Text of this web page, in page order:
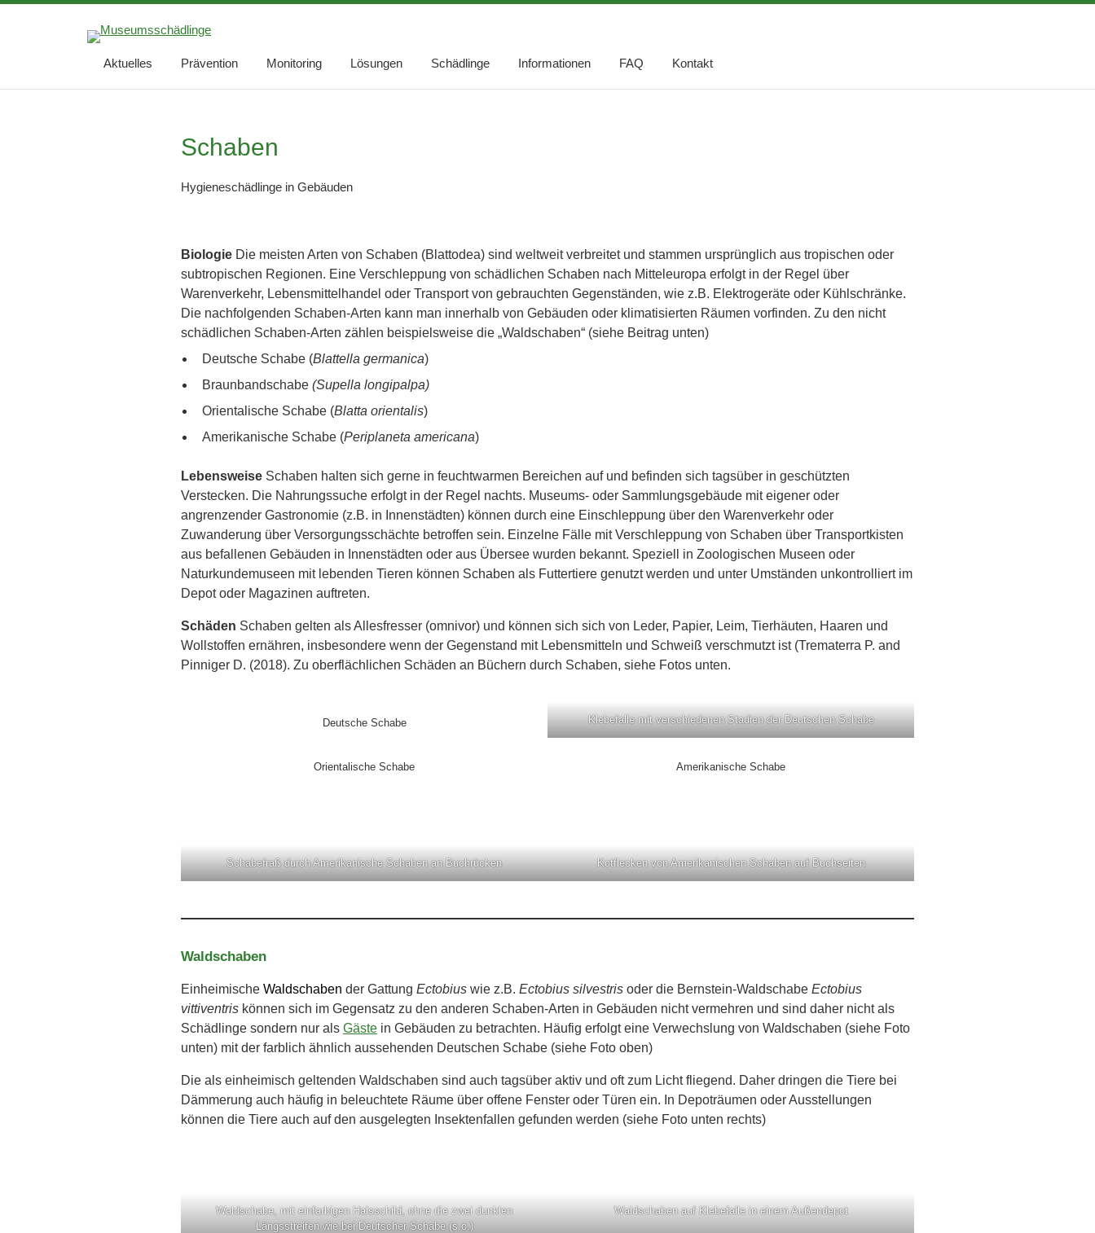
Aktuelles Prävention Monitoring Lösungen Schädlinge Informationen FAQ Kontakt
Schaben
Hygieneschädlinge in Gebäuden
Biologie Die meisten Arten von Schaben (Blattodea) sind weltweit verbreitet und stammen ursprünglich aus tropischen oder
subtropischen Regionen. Eine Verschleppung von schädlichen Schaben nach Mitteleuropa erfolgt in der Regel über
Warenverkehr, Lebensmittelhandel oder Transport von gebrauchten Gegenständen, wie z.B. Elektrogeräte oder Kühlschränke.
Die nachfolgenden Schaben-Arten kann man innerhalb von Gebäuden oder klimatisierten Räumen vorfinden. Zu den nicht
schädlichen Schaben-Arten zählen beispielsweise die „Waldschaben“ (siehe Beitrag unten)
Deutsche Schabe (Blattella germanica)
Braunbandschabe (Supella longipalpa)
Orientalische Schabe (Blatta orientalis)
Amerikanische Schabe (Periplaneta americana)
Lebensweise Schaben halten sich gerne in feuchtwarmen Bereichen auf und befinden sich tagsüber in geschützten
Verstecken. Die Nahrungssuche erfolgt in der Regel nachts. Museums- oder Sammlungsgebäude mit eigener oder
angrenzender Gastronomie (z.B. in Innenstädten) können durch eine Einschleppung über den Warenverkehr oder
Zuwanderung über Versorgungsschächte betroffen sein. Einzelne Fälle mit Verschleppung von Schaben über Transportkisten
aus befallenen Gebäuden in Innenstädten oder aus Übersee wurden bekannt. Speziell in Zoologischen Museen oder
Naturkundemuseen mit lebenden Tieren können Schaben als Futtertiere genutzt werden und unter Umständen unkontrolliert im
Depot oder Magazinen auftreten.
Schäden Schaben gelten als Allesfresser (omnivor) und können sich sich von Leder, Papier, Leim, Tierhäuten, Haaren und
Wollstoffen ernähren, insbesondere wenn der Gegenstand mit Lebensmitteln und Schweiß verschmutzt ist (Trematerra P. and
Pinniger D. (2018). Zu oberflächlichen Schäden an Büchern durch Schaben, siehe Fotos unten.
Deutsche Schabe Klebefalle mit verschiedenen Stadien der Deutschen Schabe
Orientalische Schabe Amerikanische Schabe
Schabefraß durch Amerikanische Schaben an Buchrücken Kotflecken von Amerikanischen Schaben auf Buchseiten
Waldschaben
Einheimische Waldschaben der Gattung Ectobius wie z.B. Ectobius silvestris oder die Bernstein-Waldschabe Ectobius
vittiventris können sich im Gegensatz zu den anderen Schaben-Arten in Gebäuden nicht vermehren und sind daher nicht als
Schädlinge sondern nur als Gäste in Gebäuden zu betrachten. Häufig erfolgt eine Verwechslung von Waldschaben (siehe Foto
unten) mit der farblich ähnlich aussehenden Deutschen Schabe (siehe Foto oben)
Die als einheimisch geltenden Waldschaben sind auch tagsüber aktiv und oft zum Licht fliegend. Daher dringen die Tiere bei
Dämmerung auch häufig in beleuchtete Räume über offene Fenster oder Türen ein. In Depoträumen oder Ausstellungen
können die Tiere auch auf den ausgelegten Insektenfallen gefunden werden (siehe Foto unten rechts)
Waldschabe, mit einfarbigen Halsschild, ohne die zwei dunklen
Längsstreifen wie bei Deutscher Schabe (s.o.)
Waldschaben auf Klebefalle in einem Außendepot